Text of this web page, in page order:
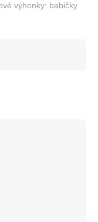
výhonky: babičky